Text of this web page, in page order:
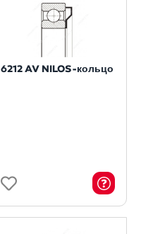
6212 AV NILOS-кольцо